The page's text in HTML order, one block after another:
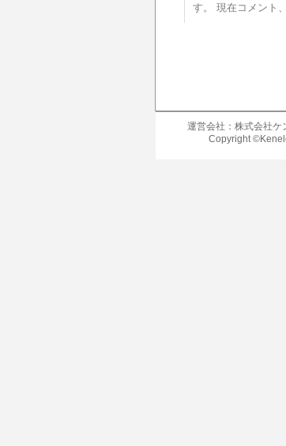
す。 現在コメント
運営会社：株式会社ケ
Copyright